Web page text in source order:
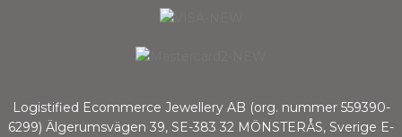
Logistified Ecommerce Jewellery AB (org. nummer 559390-
6299) Älgerumsvägen 39, SE-383 32 MÖNSTERÅS, Sverige E-